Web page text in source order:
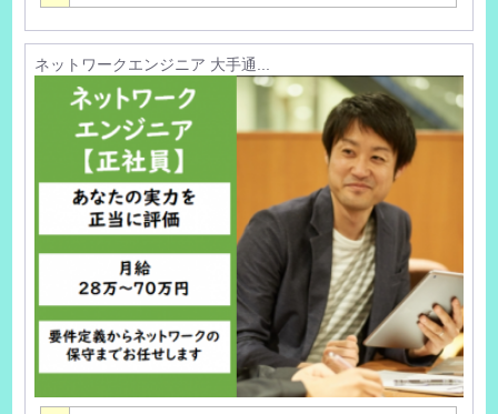
ネットワークエンジニア 大手通...